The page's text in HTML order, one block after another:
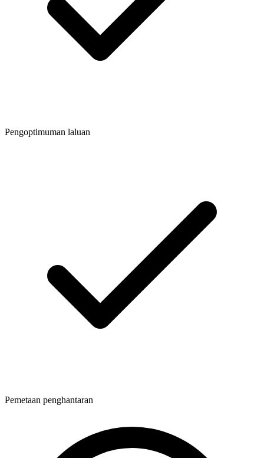
Pengoptimuman laluan
Pemetaan penghantaran